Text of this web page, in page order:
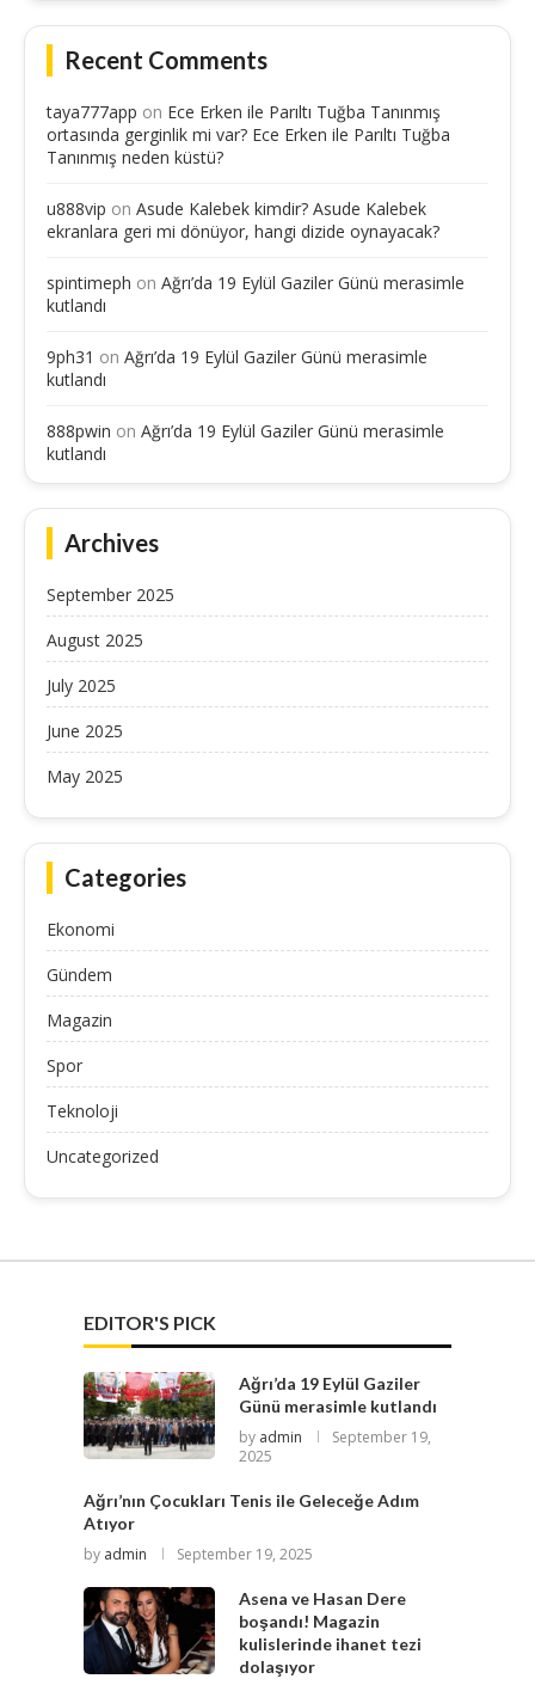
Recent Comments
taya777app on Ece Erken ile Parıltı Tuğba Tanınmış
ortasında gerginlik mi var? Ece Erken ile Parıltı Tuğba
Tanınmış neden küstü?
u888vip on Asude Kalebek kimdir? Asude Kalebek
ekranlara geri mi dönüyor, hangi dizide oynayacak?
spintimeph on Ağrı’da 19 Eylül Gaziler Günü merasimle
kutlandı
9ph31 on Ağrı’da 19 Eylül Gaziler Günü merasimle
kutlandı
888pwin on Ağrı’da 19 Eylül Gaziler Günü merasimle
kutlandı
Archives
September 2025
August 2025
July 2025
June 2025
May 2025
Categories
Ekonomi
Gündem
Magazin
Spor
Teknoloji
Uncategorized
EDITOR'S PICK
Ağrı’da 19 Eylül Gaziler
Günü merasimle kutlandı
by admin
September 19,
2025
Ağrı’nın Çocukları Tenis ile Geleceğe Adım
Atıyor
by admin September 19, 2025
Asena ve Hasan Dere
boşandı! Magazin
kulislerinde ihanet tezi
dolaşıyor